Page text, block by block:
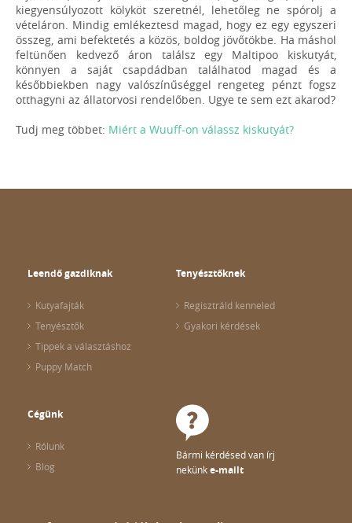
kiegyensúlyozott kölyköt szeretnél, lehetőleg ne spórolj a
vételáron. Mindig emlékeztesd magad, hogy ez egy egyszeri
összeg, ami befektetés a közös, boldog jövőtökbe. Ha máshol
feltünően kedvező áron találsz egy Maltipoo kiskutyát,
könnyen a saját csapdádban találhatod magad és a
későbbiekben nagy valószínűséggel rengeteg pénzt fogsz
otthagyni az állatorvosi rendelőben. Ugye te sem ezt akarod?
Tudj meg többet: Miért a Wuuff-on válassz kiskutyát?
Leendő gazdiknak
Kutyafajták
Tenyésztők
Tippek a választáshoz
Puppy Match
Tenyésztőknek
Regisztráld kenneled
Gyakori kérdések
Cégünk
Rólunk
Blog
Bármi kérdésed van írj
nekünke-mailt